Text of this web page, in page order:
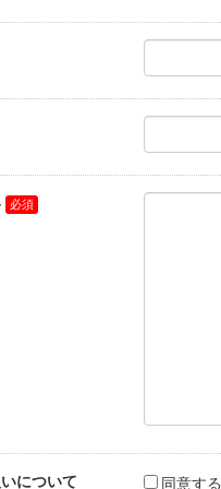
について 同意する